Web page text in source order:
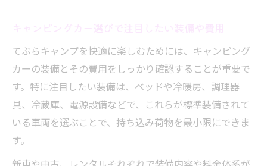
てぶらキャンプを快適に楽しむためには、キャンピング
カーの装備とその費用をしっかり確認することが重要で
す。特に注目したい装備は、ベッドや冷暖房、調理器
具、冷蔵庫、電源設備などで、これらが標準装備されて
いる車両を選ぶことで、持ち込み荷物を最小限にできま
す。